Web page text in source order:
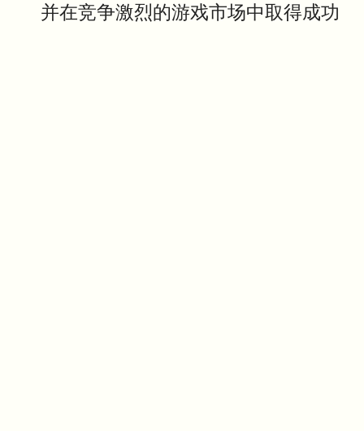
并在竞争激烈的游戏市场中取得成功